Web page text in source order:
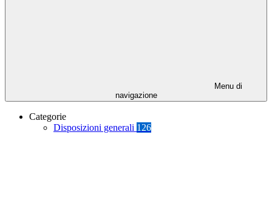
Menu di
navigazione
Categorie
Disposizioni generali 126